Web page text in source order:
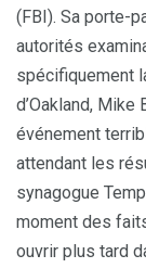
(FBI). Sa porte-
autorités
spécifiquement
d’Oakland, Mike
événement
attendant les
synagogue
moment des
ouvrir plus tard